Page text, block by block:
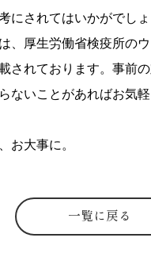
にされてはいかがでし
、厚生労働省検疫所の
されております。事前の
ないことがあればお気
お大事に。
一覧に戻る